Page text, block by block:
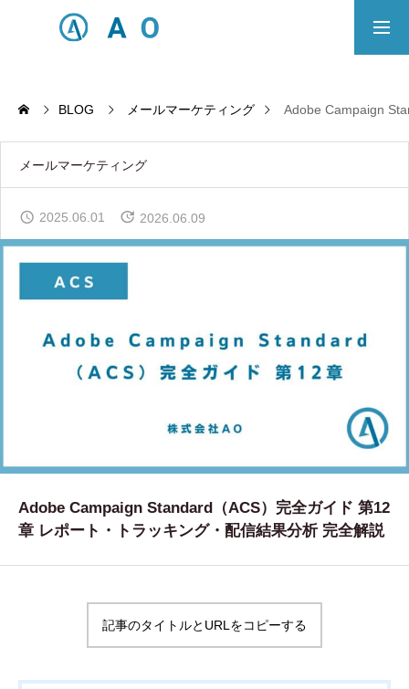
ECサイト制作対応エリア
Principle
あっ！と おどろく、みらいをつくる。
SERVICE
CONTACT
お問い合わせ
AOのブログ
BLOG メールマーケティング Adobe Campaign
メールマーケティング
2025.06.01 2026.06.09
Adobe Campaign Standard（ACS）完全ガイド 第12
章 レポート・トラッキング・配信結果分析 完全解説
記事のタイトルとURLをコピーする